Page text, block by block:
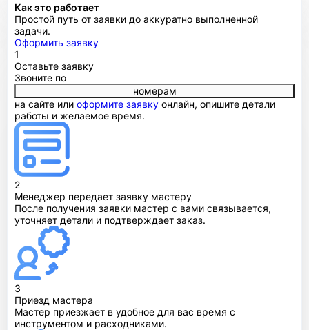
Как это работает
Простой путь от заявки до аккуратно выполненной
задачи.
Оформить заявку
1
Оставьте заявку
Звоните по
номерам
на сайте или оформите заявку онлайн, опишите детали
работы и желаемое время.
2
Менеджер передает заявку мастеру
После получения заявки мастер с вами связывается,
уточняет детали и подтверждает заказ.
3
Приезд мастера
Мастер приезжает в удобное для вас время с
инструментом и расходниками.